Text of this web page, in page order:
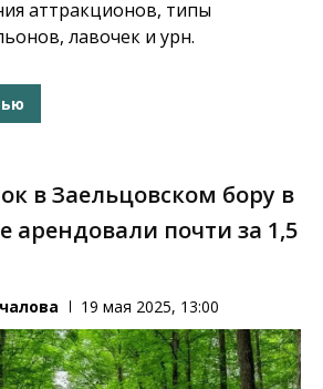
аттракционов, типы
лавочек и урн.
в Заельцовском бору в
арендовали почти за 1,5
19 мая 2025, 13:00